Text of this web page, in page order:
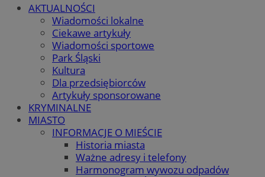
AKTUALNOŚCI
Wiadomości lokalne
Ciekawe artykuły
Wiadomości sportowe
Park Śląski
Kultura
Dla przedsiębiorców
Artykuły sponsorowane
KRYMINALNE
MIASTO
INFORMACJE O MIEŚCIE
Historia miasta
Ważne adresy i telefony
Harmonogram wywozu odpadów